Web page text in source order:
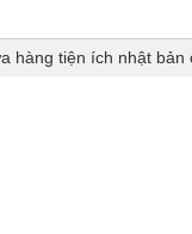
hàng tiện ích nhật bản